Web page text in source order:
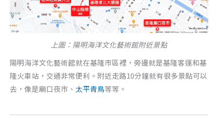
上圖：陽明海洋文化藝術館附近景點
陽明海洋文化藝術館就在基隆市區裡，旁邊就是基隆客運和基
隆火車站，交通非常便利。附近走路10分鐘就有很多景點可以
去，像是廟口夜市、 太平青鳥等等。